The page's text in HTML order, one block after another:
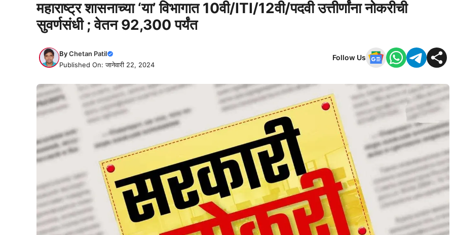
महाराष्ट्र शासनाच्या ‘या’ विभागात 10वी/ITI/12वी/पदवी उत्तीर्णांना नोकरीची
सुवर्णसंधी ; वेतन 92,300 पर्यंत
ByChetan Patil
Published On: जानेवारी 22, 2024
Follow Us